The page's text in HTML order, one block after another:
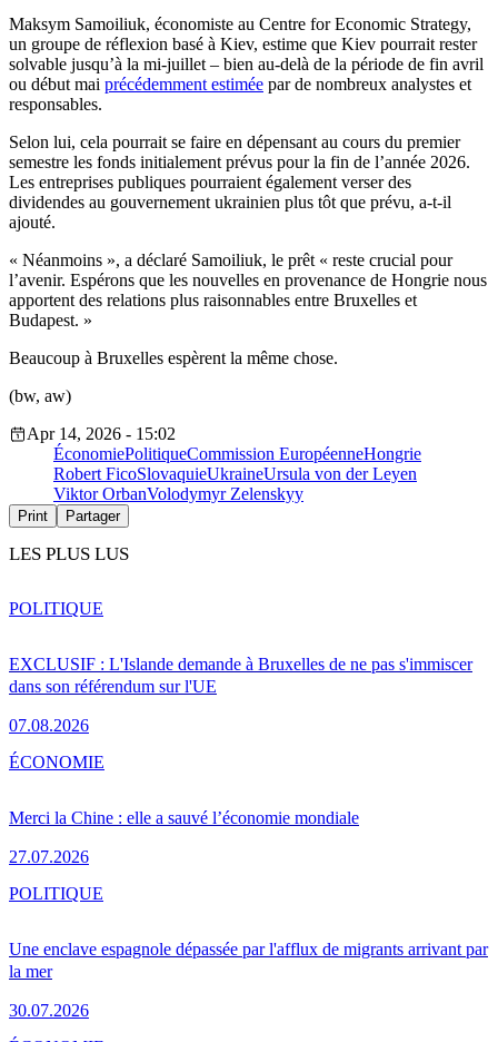
Maksym Samoiliuk, économiste au Centre for Economic Strategy,
un groupe de réflexion basé à Kiev, estime que Kiev pourrait rester
solvable jusqu’à la mi-juillet – bien au-delà de la période de fin avril
ou début mai précédemment estimée par de nombreux analystes et
responsables.
Selon lui, cela pourrait se faire en dépensant au cours du premier
semestre les fonds initialement prévus pour la fin de l’année 2026.
Les entreprises publiques pourraient également verser des
dividendes au gouvernement ukrainien plus tôt que prévu, a-t-il
ajouté.
« Néanmoins », a déclaré Samoiliuk, le prêt « reste crucial pour
l’avenir. Espérons que les nouvelles en provenance de Hongrie nous
apportent des relations plus raisonnables entre Bruxelles et
Budapest. »
Beaucoup à Bruxelles espèrent la même chose.
(bw, aw)
Apr 14, 2026 - 15:02
ÉconomiePolitiqueCommission EuropéenneHongrie
Robert FicoSlovaquieUkraineUrsula von der Leyen
Viktor OrbanVolodymyr Zelenskyy
Print Partager
LES PLUS LUS
EXCLUSIF : L'Islande demande à Bruxelles de ne pas s'immiscer
dans son référendum sur l'UE
07.08.2026
POLITIQUE
Merci la Chine : elle a sauvé l’économie mondiale
27.07.2026
ÉCONOMIE
Une enclave espagnole dépassée par l'afflux de migrants arrivant par
la mer
30.07.2026
POLITIQUE